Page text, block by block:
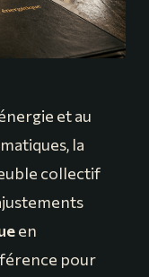
et au
la
collectif
en
pour